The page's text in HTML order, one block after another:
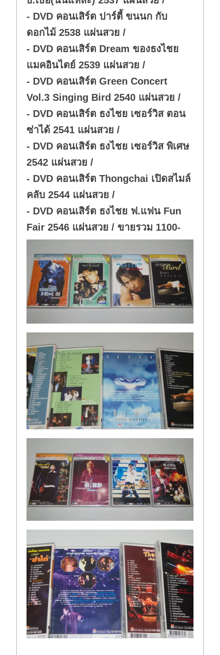
- DVD คอนเสิร์ต ปาร์ตี้ ขนนก กับ
ดอกไม้ 2538 แผ่นสวย /
- DVD คอนเสิร์ต Dream ของธงไชย
แมคอินไตย์ 2539 แผ่นสวย /
- DVD คอนเสิร์ต Green Concert
Vol.3 Singing Bird 2540 แผ่นสวย /
- DVD คอนเสิร์ต ธงไชย เซอร์วิส ตอน
ซ่าได้ 2541 แผ่นสวย /
- DVD คอนเสิร์ต ธงไชย เซอร์วิส พิเศษ
2542 แผ่นสวย /
- DVD คอนเสิร์ต Thongchai เปิดสไมล์
คลับ 2544 แผ่นสวย /
- DVD คอนเสิร์ต ธงไชย ฟ.แฟน Fun
Fair 2546 แผ่นสวย / ขายรวม 1100-